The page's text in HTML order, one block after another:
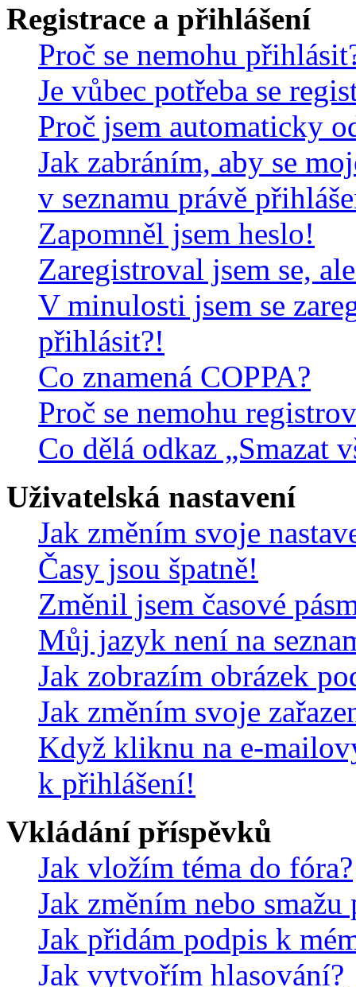
Registrace a přihlášení
Proč se nemohu
Je vůbec potřeba se
Proč jsem automaticky
Jak zabráním, aby se
v seznamu právě
Zapomněl jsem heslo!
Zaregistroval jsem se,
V minulosti jsem se
přihlásit?!
Co znamená COPPA?
Proč se nemohu
Co dělá odkaz „Smazat
Uživatelská nastavení
Jak změním svoje
Časy jsou špatně!
Změnil jsem časové
Můj jazyk není na
Jak zobrazím obrázek
Jak změním svoje
Když kliknu na e-
k přihlášení!
Vkládání příspěvků
Jak vložím téma do fóra?
Jak změním nebo smažu
Jak přidám podpis k
Jak vytvořím hlasování?